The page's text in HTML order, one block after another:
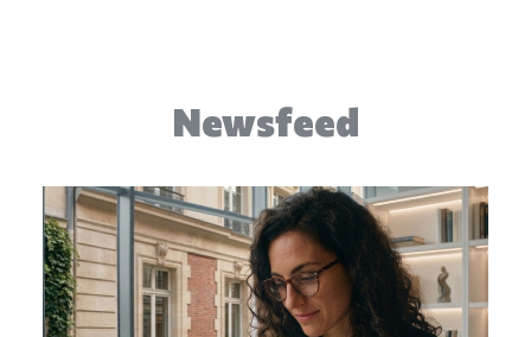
Newsfeed